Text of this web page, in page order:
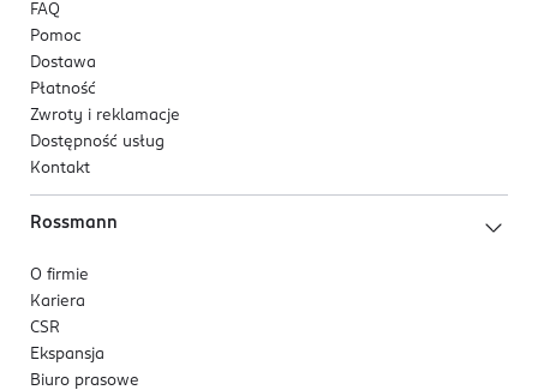
FAQ
Pomoc
Dostawa
Płatność
Zwroty i reklamacje
Dostępność usług
Kontakt
Rossmann
O firmie
Kariera
CSR
Ekspansja
Biuro prasowe